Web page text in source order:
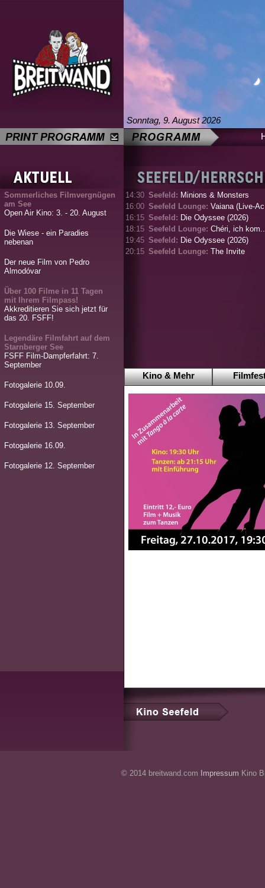
Sonntag, 9. August 2026
Sommerliches Filmvergnügen
am See
Open Air Kino: 3. - 20. August
Die Wiese - ein Paradies
nebenan
Der neue Film von Pedro
Almodóvar
Über 100 Filme in 11 Tagen
mit Ihrem Filmpass!
Akkreditieren Sie sich jetzt für
das 20. FSFF!
Legendäre Filmfahrt auf dem
Starnberger See
FSFF Film-Dampferfahrt: 7.
September
Fotogalerie 10.09.
Fotogalerie 15. September
Fotogalerie 13. September
Fotogalerie 16.09.
Fotogalerie 12. September
14:30 Seefeld: Minions & Monsters
16:00 Seefeld Lounge: Vaiana (Live-
16:15 Seefeld: Die Odyssee (2026)
18:15 Seefeld Lounge: Chéri, ich
19:45 Seefeld: Die Odyssee (2026)
20:15 Seefeld Lounge: The Invite
Kino & Mehr
© 2014 breitwand.com Impressum Kino